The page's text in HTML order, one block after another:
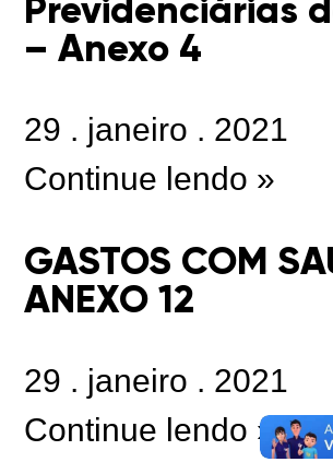
– Anexo 4
29 . janeiro . 2021
Continue lendo »
GASTOS COM
ANEXO 12
29 . janeiro . 2021
Continue lendo »